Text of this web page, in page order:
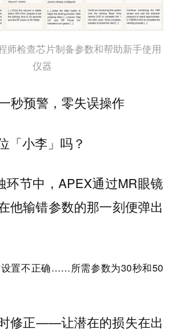
师检查芯片制备参数和帮助新手使用
仪器
秒预警，零失误操作
「小李」吗？
环节中，APEX通过MR眼镜
他输错参数的那一刻便弹出
置不正确……所需参数为30秒和50
修正——让潜在的损失在出